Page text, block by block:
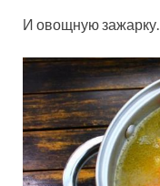
И овощную зажарку.